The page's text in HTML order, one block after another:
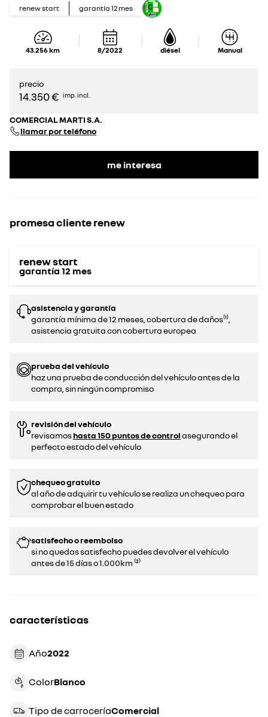
renew start garantía 12 mes
43.256km 8/2022 diésel Manual
precio
14.350 € imp. incl.
COMERCIAL MARTI S.A.
llamar por teléfono
me interesa
promesa cliente renew
renew start
garantía 12 mes
asistencia y garantía
garantía mínima de 12 meses, cobertura de daños⁽¹⁾,
asistencia gratuita con cobertura europea
prueba del vehículo
haz una prueba de conducción del vehículo antes de la
compra, sin ningún compromiso‌
revisión del vehículo
revisamoshasta 150 puntos de controlasegurando el
perfecto estado del vehículo
chequeo gratuito
al año de adquirir tu vehículo se realiza un chequeo para
comprobar el buen estado​​
satisfecho o reembolso
si no quedas satisfecho puedes devolver el vehículo
antes de 15 días o 1.000km ⁽²⁾
características
Año 2022
Color blanco
Tipo de carrocería comercial